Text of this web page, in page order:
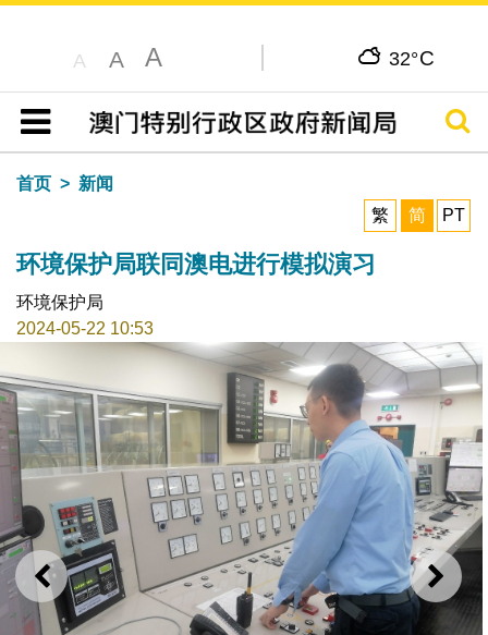
A A A 32°C
目录
搜寻
首页
新闻
繁
简 PT
环境保护局联同澳电进行模拟演习
环境保护局
2024-05-22 10:53
上一则 下一